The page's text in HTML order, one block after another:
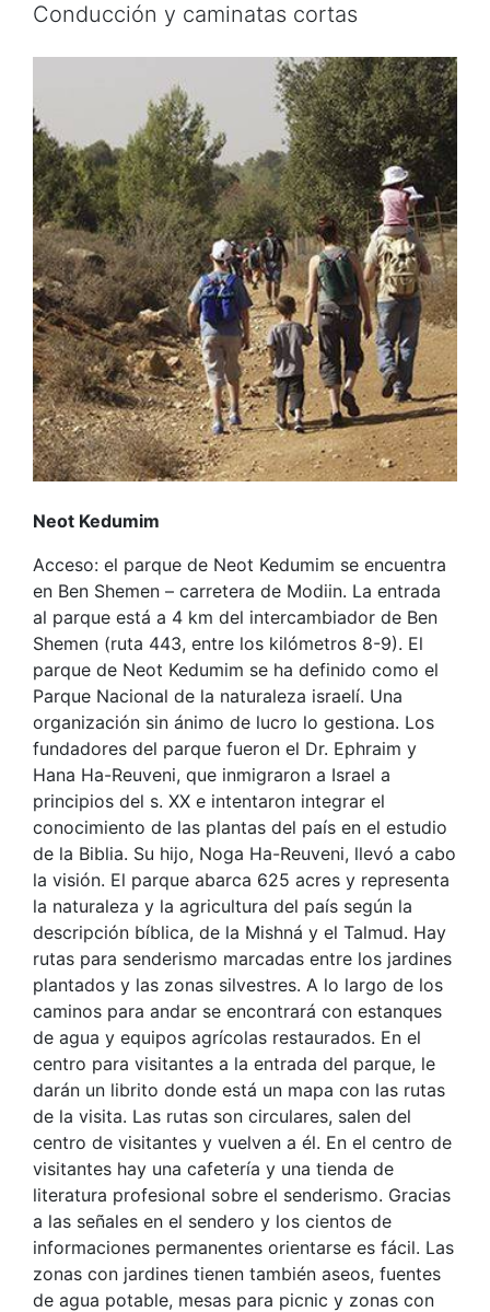
Conducción y caminatas cortas
Neot Kedumim
Acceso: el parque de Neot Kedumim se encuentra
en Ben Shemen – carretera de Modiin. La entrada
al parque está a 4 km del intercambiador de Ben
Shemen (ruta 443, entre los kilómetros 8-9). El
parque de Neot Kedumim se ha definido como el
Parque Nacional de la naturaleza israelí. Una
organización sin ánimo de lucro lo gestiona. Los
fundadores del parque fueron el Dr. Ephraim y
Hana Ha-Reuveni, que inmigraron a Israel a
principios del s. XX e intentaron integrar el
conocimiento de las plantas del país en el estudio
de la Biblia. Su hijo, Noga Ha-Reuveni, llevó a cabo
la visión. El parque abarca 625 acres y representa
la naturaleza y la agricultura del país según la
descripción bíblica, de la Mishná y el Talmud. Hay
rutas para senderismo marcadas entre los jardines
plantados y las zonas silvestres. A lo largo de los
caminos para andar se encontrará con estanques
de agua y equipos agrícolas restaurados. En el
centro para visitantes a la entrada del parque, le
darán un librito donde está un mapa con las rutas
de la visita. Las rutas son circulares, salen del
centro de visitantes y vuelven a él. En el centro de
visitantes hay una cafetería y una tienda de
literatura profesional sobre el senderismo. Gracias
a las señales en el sendero y los cientos de
informaciones permanentes orientarse es fácil. Las
zonas con jardines tienen también aseos, fuentes
de agua potable, mesas para picnic y zonas con